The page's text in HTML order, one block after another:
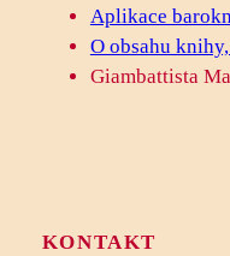
Aplikace
O obsahu
Giambattista
KONTAKT